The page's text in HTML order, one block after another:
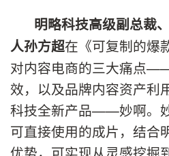
明略科技高级副总裁
人孙方超在《可复制的爆
对内容电商的三大痛点
效，以及品牌内容资产利
科技全新产品——妙啊。
可直接使用的成片，结合